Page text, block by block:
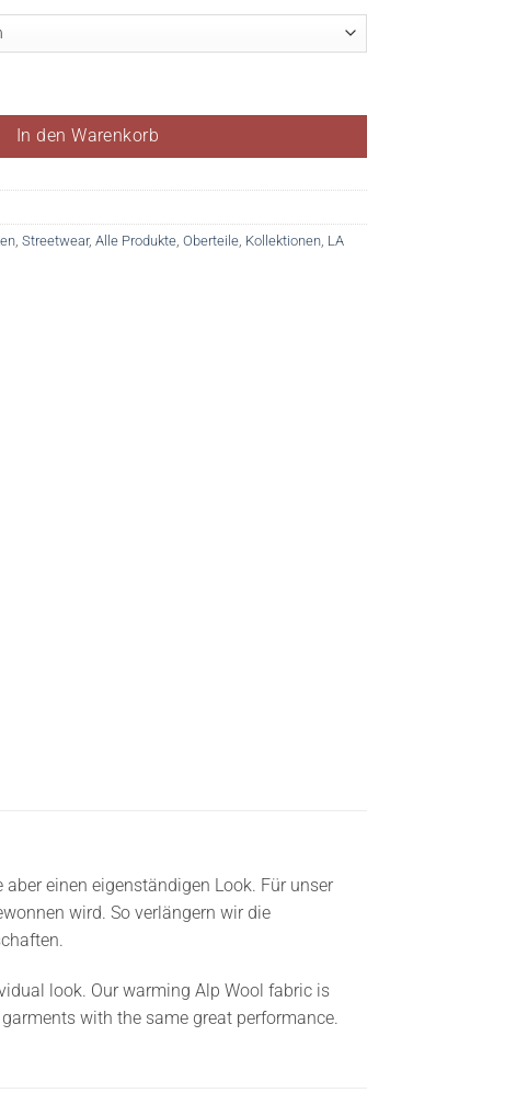
In den Warenkorb
Streetwear, Alle Produkte Oberteile Kollektionen LA
einen eigenständigen Look. Für unser
wird. So verlängern wir die
look. Our warming Alp Wool fabric is
with the same great performance.